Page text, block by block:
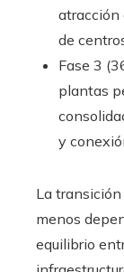
atracción
de
Fase 3
plantas
y
La
menos
equilibrio